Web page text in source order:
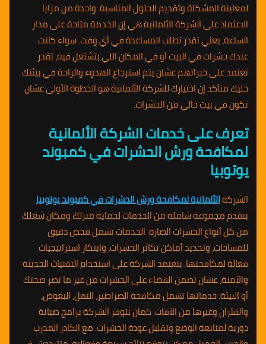
لمعاينة المشكلة وتقديم الحلول المناسبة. واحدة من مزايا
الاعتماد على الشركة الألمانية هي إن الخدمة متاحة على مدار
الساعة، يعني تقدر تطلب المساعدة في أي وقت. سواء كانت
عندك حشرات في البيت أو في المكان اللي بتشتغل فيه، تقدر
تعتمد على خبراتهم عشان يتم استرجاع الهدوء والراحة في بيئتك.
خليك متأكد إن اختيارك للشركة الألمانية هو الخطوة الأولى عشان
تكون في بيت خالي من الحشرات.
تعرف على خدمات الشركة الألمانية
لمكافحة ورش الحشرات في كمبوند
يوتوبيا
الشركةالألمانية لمكافحة ورش الحشرات في كمبوند يوتوبيا
بتقدم مجموعة شاملة من الخدمات لحماية منزلك ومكان شغلك
من كل أنواع الحشرات الضارة. الخدمات تشمل فحص دقيق
للمساحات، وتحديد أماكن تكاثر الحشرات، وابتكار استراتيجيات
فعالة لمكافحتها. بتعتمد الشركة على استخدام التقنيات الحديثة
والآمنة، عشان تضمن القضاء على الحشرات من غير ما تضر صحتك
أو البيئة. خدماتها تشمل مكافحة الصراصير، النمل، البعوض،
والفئران وغيرها من الآفات. كمان بتوفر الشركة برامج صيانة
دورية لمتابعة الوضع وتقليل عودة الحشرات. مع الكادر المدرب